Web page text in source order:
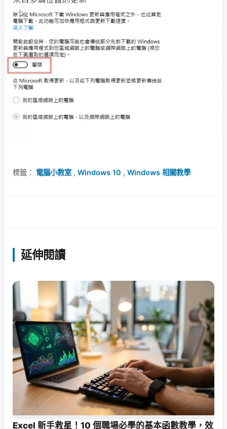
標籤： 電腦小教室 , Windows 10 , Windows 相關教學
延伸閱讀
Excel 新手救星！10 個職場必學的基本函數教學，效